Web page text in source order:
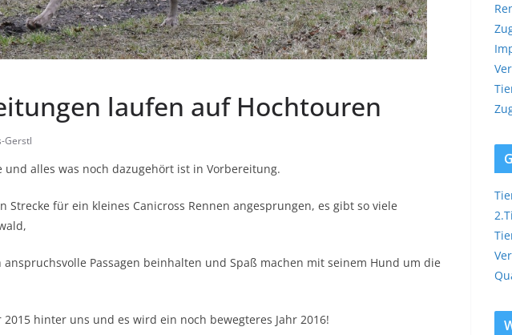
laufen auf Hochtouren
Gerstl
und alles was noch dazugehört ist in Vorbereitung.
Strecke für ein kleines Canicross Rennen angesprungen, es gibt so viele
anspruchsvolle Passagen beinhalten und Spaß machen mit seinem Hund um die
2015 hinter uns und es wird ein noch bewegteres Jahr 2016!